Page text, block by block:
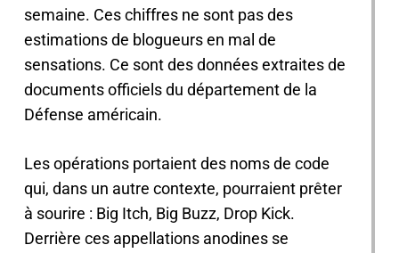
semaine. Ces chiffres ne sont pas des
estimations de blogueurs en mal de
sensations. Ce sont des données extraites de
documents officiels du département de la
Défense américain.
Les opérations portaient des noms de code
qui, dans un autre contexte, pourraient prêter
à sourire : Big Itch, Big Buzz, Drop Kick.
Derrière ces appellations anodines se